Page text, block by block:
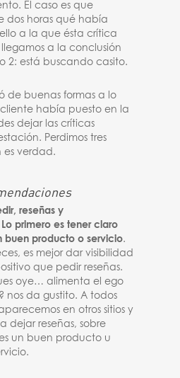
El caso es que
dos horas qué había
a la que ésta crítica
a la conclusión
2: está buscando casito.
de buenas formas a lo
había puesto en la
dejar las críticas
Perdimos tres
es verdad.
reseñas y
primero es tener claro
buen producto o servicio.
es mejor dar visibilidad
que pedir reseñas.
oye… alimenta el ego
nos da gustito. A todos
en otros sitios y
dejar reseñas, sobre
un buen producto u